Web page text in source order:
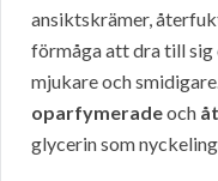
ansiktskrämer,
förmåga att dra till
mjukare och smidigare.
oparfymeradeoch
glycerin som